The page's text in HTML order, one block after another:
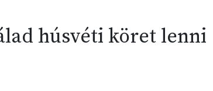
húsvéti köret lenni